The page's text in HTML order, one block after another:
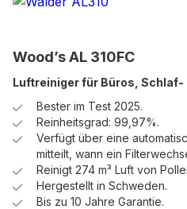
Wood’s AL 310FC
Luftreiniger für Büros, Schlaf-
Bester im Test 2025.
Reinheitsgrad: 99,97%.
Verfügt über eine
mitteilt, wann ein
Reinigt 274 m³ Luft von
Hergestellt in Schweden.
Bis zu 10 Jahre Garantie.